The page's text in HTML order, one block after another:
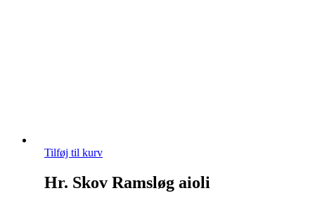
Tilføj til kurv
Hr. Skov Ramsløg aioli